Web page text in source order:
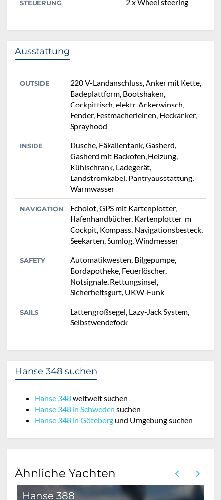
STEUERUNG 2 x Wheel steering
Ausstattung
OUTSIDE
220 V-Landanschluss, Anker mit Kette,
Badeplattform, Bootshaken,
Cockpittisch, elektr. Ankerwinsch,
Fender, Festmacherleinen, Heckanker,
Sprayhood
INSIDE
Dusche, Fäkalientank, Gasherd,
Gasherd mit Backofen, Heizung,
Kühlschrank, Ladegerät,
Landstromkabel, Pantryausstattung,
Warmwasser
NAVIGATION
Echolot, GPS mit Kartenplotter,
Hafenhandbücher, Kartenplotter im
Cockpit, Kompass, Navigationsbesteck,
Seekarten, Sumlog, Windmesser
SAFETY
Automatikwesten, Bilgepumpe,
Bordapotheke, Feuerlöscher,
Notsignale, Rettungsinsel,
Sicherheitsgurt, UKW-Funk
SAILS
Lattengroßsegel, Lazy-Jack System,
Selbstwendefock
Hanse 348 suchen
Hanse 348weltweit suchen
Hanse 348 in Schweden suchen
Hanse 348 in Göteborg und Umgebung suchen
Ähnliche Yachten
Hanse 388